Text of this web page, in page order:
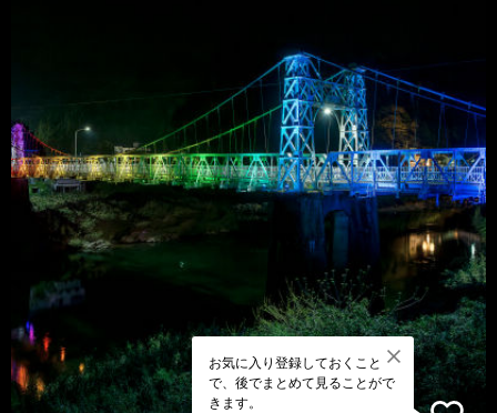
お気に入り登録しておくこと
で、後でまとめて見ることがで
きます。